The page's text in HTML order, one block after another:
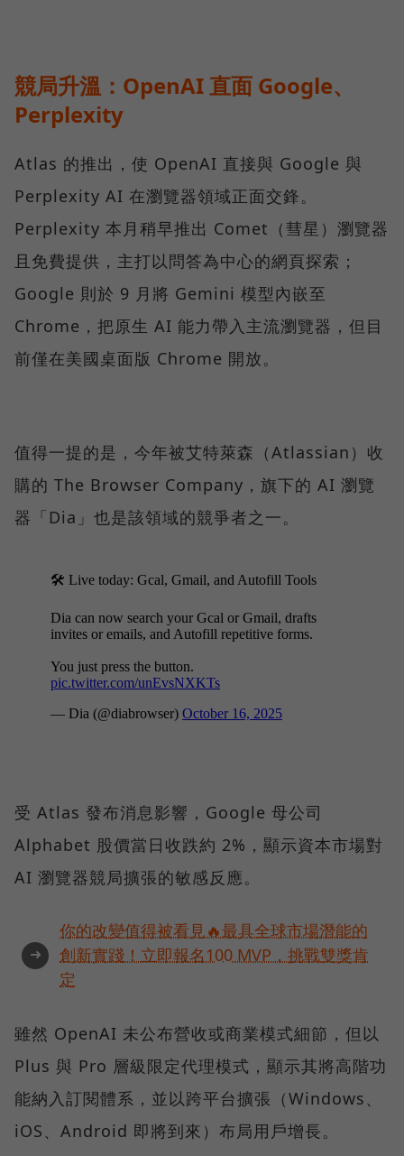
競局升溫：OpenAI 直面 Google、
Perplexity
Atlas 的推出，使 OpenAI 直接與 Google 與
Perplexity AI 在瀏覽器領域正面交鋒。
Perplexity 本月稍早推出 Comet（彗星）瀏覽器
且免費提供，主打以問答為中心的網頁探索；
Google 則於 9 月將 Gemini 模型內嵌至
Chrome，把原生 AI 能力帶入主流瀏覽器，但目
前僅在美國桌面版 Chrome 開放。
值得一提的是，今年被艾特萊森（Atlassian）收
購的 The Browser Company，旗下的 AI 瀏覽
器「Dia」也是該領域的競爭者之一。
受 Atlas 發布消息影響，Google 母公司
Alphabet 股價當日收跌約 2%，顯示資本市場對
AI 瀏覽器競局擴張的敏感反應。
➜
你的改變值得被看見🔥最具全球市場潛能的
創新實踐！立即報名100 MVP，挑戰雙獎肯
定
雖然 OpenAI 未公布營收或商業模式細節，但以
Plus 與 Pro 層級限定代理模式，顯示其將高階功
能納入訂閱體系，並以跨平台擴張（Windows、
iOS、Android 即將到來）布局用戶增長。